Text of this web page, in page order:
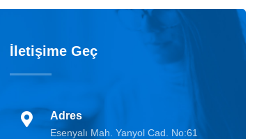
İletişime Geç
Adres
Esenyalı Mah. Yanyol Cad. No:61